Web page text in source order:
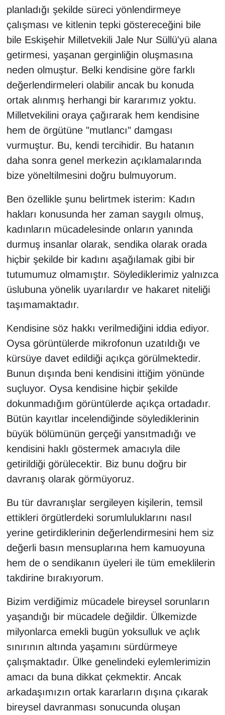
planladığı şekilde süreci yönlendirmeye
çalışması ve kitlenin tepki göstereceğini bile
bile Eskişehir Milletvekili Jale Nur Süllü'yü alana
getirmesi, yaşanan gerginliğin oluşmasına
neden olmuştur. Belki kendisine göre farklı
değerlendirmeleri olabilir ancak bu konuda
ortak alınmış herhangi bir kararımız yoktu.
Milletvekilini oraya çağırarak hem kendisine
hem de örgütüne "mutlancı" damgası
vurmuştur. Bu, kendi tercihidir. Bu hatanın
daha sonra genel merkezin açıklamalarında
bize yöneltilmesini doğru bulmuyorum.
Ben özellikle şunu belirtmek isterim: Kadın
hakları konusunda her zaman saygılı olmuş,
kadınların mücadelesinde onların yanında
durmuş insanlar olarak, sendika olarak orada
hiçbir şekilde bir kadını aşağılamak gibi bir
tutumumuz olmamıştır. Söylediklerimiz yalnızca
üslubuna yönelik uyarılardır ve hakaret niteliği
taşımamaktadır.
Kendisine söz hakkı verilmediğini iddia ediyor.
Oysa görüntülerde mikrofonun uzatıldığı ve
kürsüye davet edildiği açıkça görülmektedir.
Bunun dışında beni kendisini ittiğim yönünde
suçluyor. Oysa kendisine hiçbir şekilde
dokunmadığım görüntülerde açıkça ortadadır.
Bütün kayıtlar incelendiğinde söylediklerinin
büyük bölümünün gerçeği yansıtmadığı ve
kendisini haklı göstermek amacıyla dile
getirildiği görülecektir. Biz bunu doğru bir
davranış olarak görmüyoruz.
Bu tür davranışlar sergileyen kişilerin, temsil
ettikleri örgütlerdeki sorumluluklarını nasıl
yerine getirdiklerinin değerlendirmesini hem siz
değerli basın mensuplarına hem kamuoyuna
hem de o sendikanın üyeleri ile tüm emeklilerin
takdirine bırakıyorum.
Bizim verdiğimiz mücadele bireysel sorunların
yaşandığı bir mücadele değildir. Ülkemizde
milyonlarca emekli bugün yoksulluk ve açlık
sınırının altında yaşamını sürdürmeye
çalışmaktadır. Ülke genelindeki eylemlerimizin
amacı da buna dikkat çekmektir. Ancak
arkadaşımızın ortak kararların dışına çıkarak
bireysel davranması sonucunda oluşan